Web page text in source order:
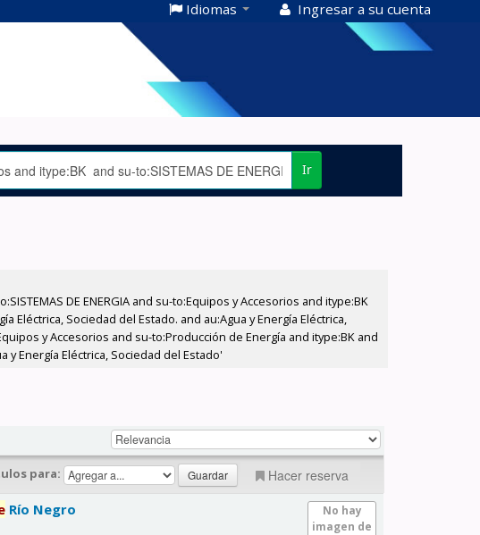
Idiomas Ingresar a su cuenta
Ir
DE ENERGIA and su-to:Equipos y Accesorios and itype:BK
Eléctrica, Sociedad del Estado. and au:Agua y Energía Eléctrica,
y Accesorios and su-to:Producción de Energía and itype:BK and
Energía Eléctrica, Sociedad del Estado'
para: Hacer reserva
No hay
imagen de
Río Negro